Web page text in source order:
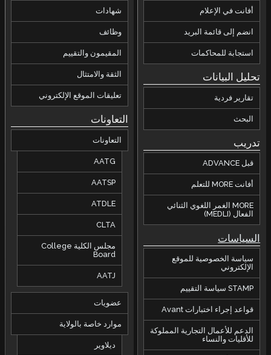
أفانت في الإعلام
انضم إلى قائمة البريد
استجابة للمحاكمات
تحليل البيانات
تقارير فردية
البحث
تدريب
قبل ADVANCE
أفانت MORE للتعلم
MORE الغمر اللغوي الثنائي
الفعال (MEDLI)
السياسات
سياسة الخصوصية للموقع
الإلكتروني
STAMP سياسة التقييم
قواعد إجراء اختبارات Avant
الدعم للأعمال التجارية المملوكة
للأقليات والنساء
شهادات
وظائف
المقيمون والتقييم
الثقة والامتثال
تعليقات الموقع الإلكتروني
التعاونات
التعاونات
AATG
AATSP
ATDLE
CLTA
مجلس الكلية College
Board
AATJ
عضويات
موارد خاصة بالولاية
ديلاوير